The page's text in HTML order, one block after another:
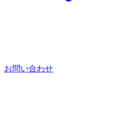
お問い合わせ